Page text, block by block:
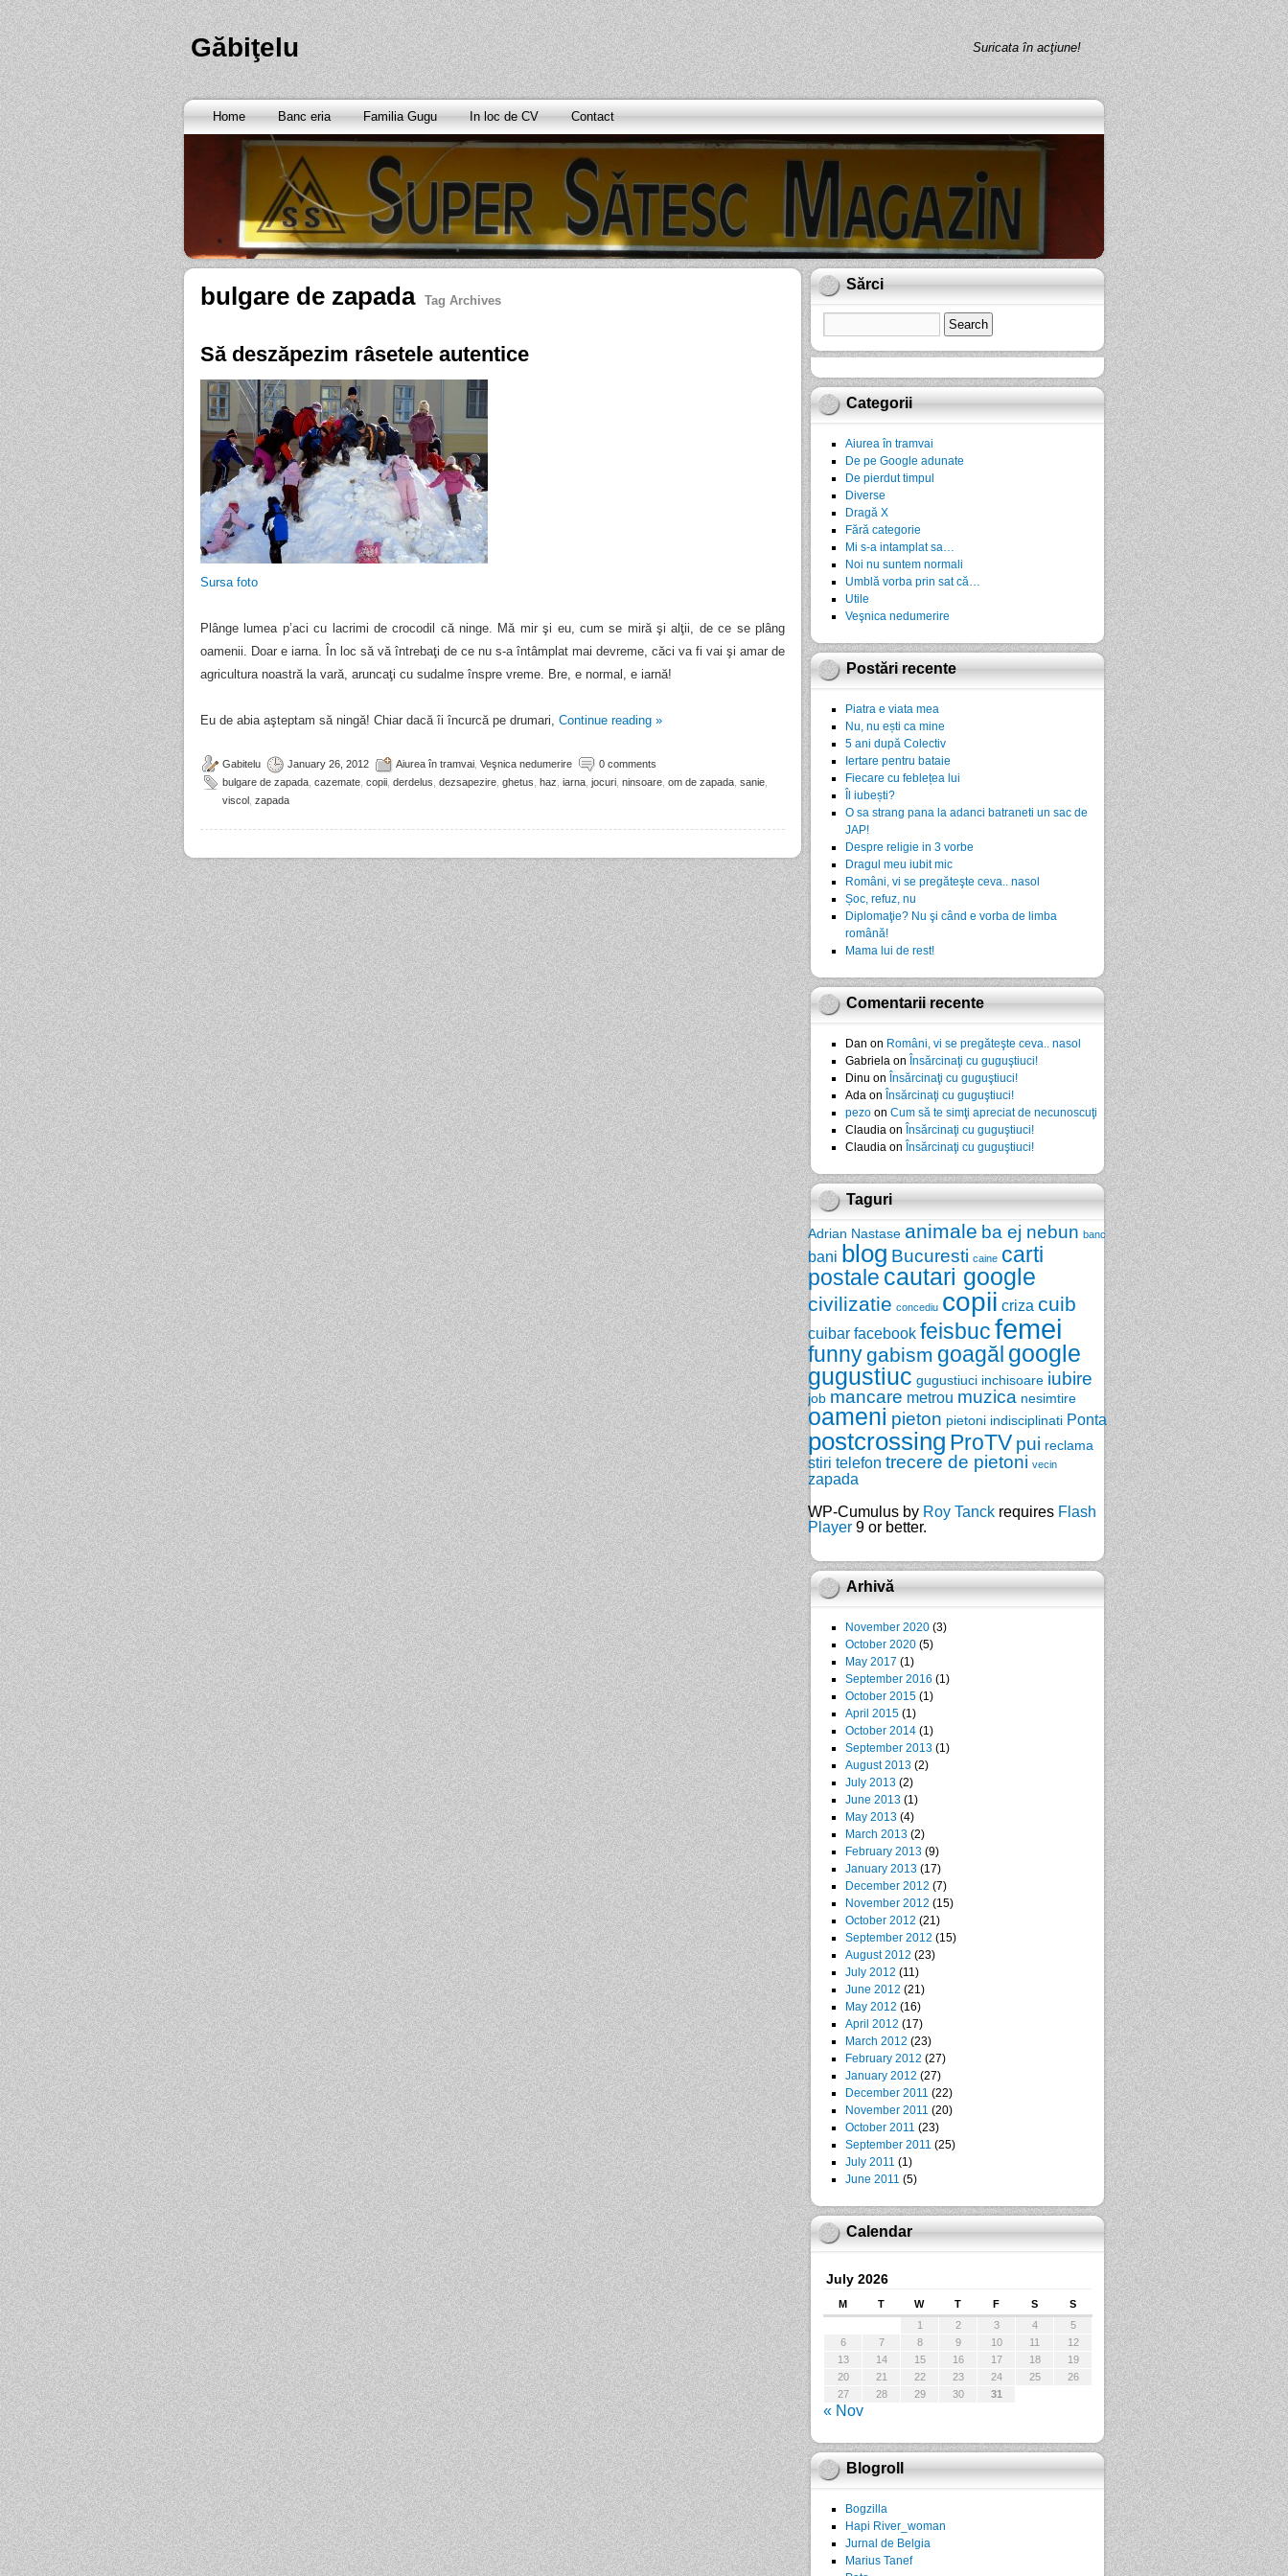
Găbiţelu Suricata în acţiune!
Home Banc eria Familia Gugu In loc de CV Contact
bulgare de zapada Tag Archives
Să deszăpezim râsetele autentice
Sursa foto
Plânge lumea p’aci cu lacrimi de crocodil că ninge. Mă mir şi eu, cum se miră şi alţii, de ce se plâng
oamenii. Doar e iarna. În loc să vă întrebaţi de ce nu s-a întâmplat mai devreme, căci va fi vai şi amar de
agricultura noastră la vară, aruncaţi cu sudalme înspre vreme. Bre, e normal, e iarnă!
Eu de abia aşteptam să ningă! Chiar dacă îi încurcă pe drumari, Continue reading »
Gabitelu January 26, 2012 Aiurea în tramvai Veşnica nedumerire
0 comments
bulgare de zapada cazemate copii derdelus dezsapezire ghetus haz iarna jocuri ninsoare om de zapada sanie
viscol zapada
Sărci
Categorii
Aiurea în tramvai
De pe Google adunate
De pierdut timpul
Diverse
Dragă X
Fără categorie
Mi s-a intamplat sa…
Noi nu suntem normali
Umblă vorba prin sat că…
Utile
Veşnica nedumerire
Postări recente
Piatra e viata mea
Nu, nu ești ca mine
5 ani după Colectiv
Iertare pentru bataie
Fiecare cu feblețea lui
Îl iubești?
O sa strang pana la adanci batraneti un sac de
JAP!
Despre religie in 3 vorbe
Dragul meu iubit mic
Români, vi se pregăteşte ceva.. nasol
Șoc, refuz, nu
Diplomaţie? Nu şi când e vorba de limba
română!
Mama lui de rest!
Comentarii recente
Dan on Români, vi se pregăteşte ceva.. nasol
Gabrielaon Însărcinaţi cu guguştiuci!
Dinu on Însărcinaţi cu guguştiuci!
Adaon Însărcinaţi cu guguştiuci!
pezoon Cum să te simţi apreciat de necunoscuţi
Claudiaon Însărcinaţi cu guguştiuci!
Claudiaon Însărcinaţi cu guguştiuci!
Taguri
Adrian Nastase animale ba ej nebun banc
bani blog Bucuresti caine carti
postale cautari google
civilizatie concediu copii criza cuib
cuibar facebook feisbucfemei
funnygabism goagăl google
gugustiuc gugustiuci inchisoare iubire
job mancare metrou muzica nesimtire
oameni pieton pietoni indisciplinati Ponta
postcrossing ProTV pui reclama
stiri telefon trecere de pietoni vecin
zapada
WP-Cumulus by Roy Tanck requires Flash
Player 9 or better.
Arhivă
November 2020(3)
October 2020(5)
May 2017 (1)
September 2016 (1)
October 2015(1)
April 2015(1)
October 2014(1)
September 2013(1)
August 2013(2)
July 2013(2)
June 2013(1)
May 2013(4)
March 2013(2)
February 2013(9)
January 2013(17)
December 2012 (7)
November 2012 (15)
October 2012 (21)
September 2012 (15)
August 2012 (23)
July 2012 (11)
June 2012 (21)
May 2012 (16)
April 2012 (17)
March 2012 (23)
February 2012 (27)
January 2012 (27)
December 2011 (22)
November 2011 (20)
October 2011 (23)
September 2011 (25)
July 2011 (1)
June 2011 (5)
Calendar
July 2026
M T W T F S
S
1
2 3 4
5
6
7 8 9 10 11
12
13
14 15 16 17 18
19
20
21 22 23 24 25
26
27
28 29 30 31
« Nov
Blogroll
Bogzilla
Hapi River_woman
Jurnal de Belgia
Marius Tanef